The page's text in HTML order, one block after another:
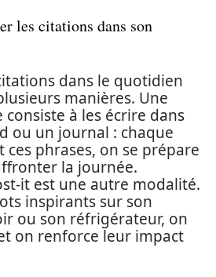
les citations dans son
dans le quotidien
manières. Une
à les écrire dans
ou un journal : chaque
phrases, on se prépare
la journée.
it est une autre modalité.
inspirants sur son
ou son réfrigérateur, on
on renforce leur impact